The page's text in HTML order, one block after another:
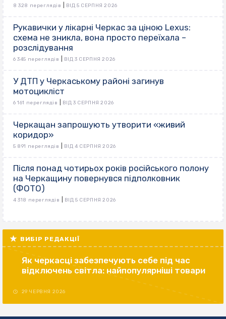
8 328 переглядів ВІД 5 СЕРПНЯ 2026
Рукавички у лікарні Черкас за ціною Lexus:
схема не зникла, вона просто переїхала –
розслідування
6 345 переглядів ВІД 3 СЕРПНЯ 2026
У ДТП у Черкаському районі загинув
мотоцикліст
6 161 переглядів ВІД 3 СЕРПНЯ 2026
Черкащан запрошують утворити «живий
коридор»
5 891 переглядів ВІД 4 СЕРПНЯ 2026
Після понад чотирьох років російського полону
на Черкащину повернувся підполковник
(ФОТО)
4 318 переглядів ВІД 5 СЕРПНЯ 2026
ВИБІР РЕДАКЦІЇ
Як черкасці забезпечують себе під час
відключень світла: найпопулярніші товари
29 ЧЕРВНЯ 2026